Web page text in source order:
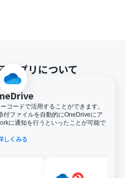
アプリについて
コードで活用することができます。
付ファイルを自動的にOneDriveにア
に通知を行うといったことが可能で
しくみる